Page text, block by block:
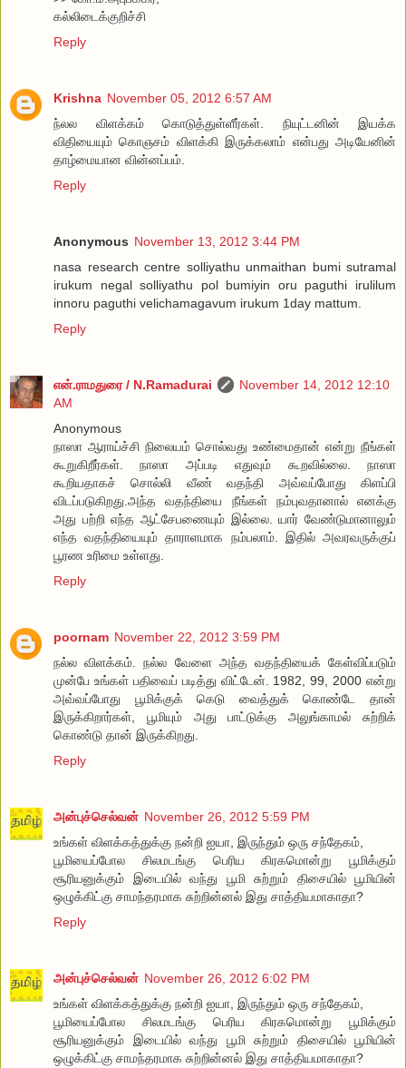
கல்லிடைக்குறிச்சி
Reply
Krishna November 05, 2012 6:57 AM
ந்லல விளக்கம் கொடுத்துள்ளீர்கள். நியுட்டனின் இயக்க
விதியையும் கொஞசம் விளக்கி இருக்கலாம் என்பது அடியேனின்
தாழ்மையான வின்னப்பம்.
Reply
Anonymous November 13, 2012 3:44 PM
nasa research centre solliyathu unmaithan bumi sutramal
irukum negal solliyathu pol bumiyin oru paguthi irulilum
innoru paguthi velichamagavum irukum 1day mattum.
Reply
என்.ராமதுரை / N.Ramadurai
November 14, 2012 12:10
AM
Anonymous
நாஸா ஆராய்ச்சி நிலையம் சொல்வது உண்மைதான் என்று நீங்கள்
கூறுகிறீர்கள். நாஸா அப்படி எதுவும் கூறவில்லை. நாஸா
கூறியதாகச் சொல்லி வீண் வதந்தி அவ்வப்போது கிளப்பி
விடப்படுகிறது.அந்த வதந்தியை நீங்கள் நம்புவதானால் எனக்கு
அது பற்றி எந்த ஆட்சேபணையும் இல்லை. யார் வேண்டுமானாலும்
எந்த வதந்தியையும் தாராளமாக நம்பலாம். இதில் அவரவருக்குப்
பூரண உரிமை உள்ளது.
Reply
poornam November 22, 2012 3:59 PM
நல்ல விளக்கம். நல்ல வேளை அந்த வதந்தியைக் கேள்விப்படும்
முன்பே உங்கள் பதிவைப் படித்து விட்டேன். 1982, 99, 2000 என்று
அவ்வப்போது பூமிக்குக் கெடு வைத்துக் கொண்டே தான்
இருக்கிறார்கள், பூமியும் அது பாட்டுக்கு அலுங்காமல் சுற்றிக்
கொண்டு தான் இருக்கிறது.
Reply
அன்புச்செல்வன் November 26, 2012 5:59 PM
உங்கள் விளக்கத்துக்கு நன்றி ஐயா, இருந்தும் ஒரு சந்தேகம்,
பூமியைப்போல சிலமடங்கு பெரிய கிரகமொன்று பூமிக்கும்
சூரியனுக்கும் இடையில் வந்து பூமி சுற்றும் திசையில் பூமியின்
ஒழுக்கிட்கு சாமந்தரமாக சுற்றின்னல் இது சாத்தியமாகாதா?
Reply
அன்புச்செல்வன் November 26, 2012 6:02 PM
உங்கள் விளக்கத்துக்கு நன்றி ஐயா, இருந்தும் ஒரு சந்தேகம்,
பூமியைப்போல சிலமடங்கு பெரிய கிரகமொன்று பூமிக்கும்
சூரியனுக்கும் இடையில் வந்து பூமி சுற்றும் திசையில் பூமியின்
ஒழுக்கிட்கு சாமந்தரமாக சுற்றின்னல் இது சாத்தியமாகாதா?